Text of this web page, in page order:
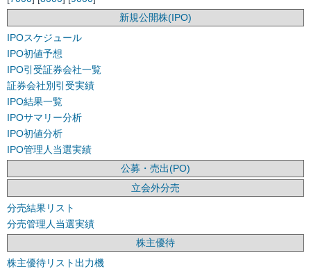
新規公開株(IPO)
IPOスケジュール
IPO初値予想
IPO引受証券会社一覧
証券会社別引受実績
IPO結果一覧
IPOサマリー分析
IPO初値分析
IPO管理人当選実績
公募・売出(PO)
立会外分売
分売結果リスト
分売管理人当選実績
株主優待
株主優待リスト出力機